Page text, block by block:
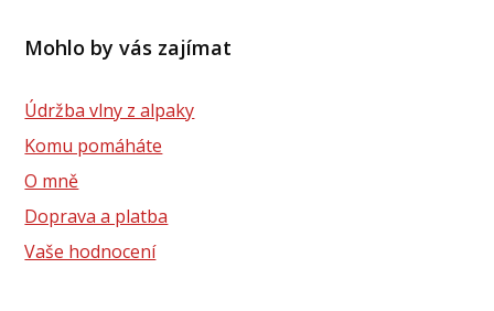
Mohlo by vás zajímat
Údržba vlny z alpaky
Komu pomáháte
O mně
Doprava a platba
Vaše hodnocení